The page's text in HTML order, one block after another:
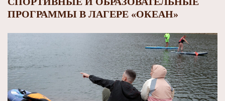
ПРОГРАММЫ В ЛАГЕРЕ «ОКЕАН»